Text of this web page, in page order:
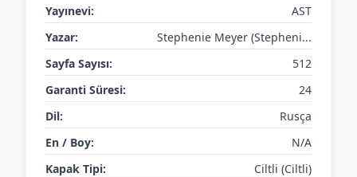
Yayınevi:
AST
Yazar:
Stephenie Meyer (Stepheni...
Sayfa Sayısı:
512
Garanti Süresi:
24
Dil:
Rusça
En / Boy:
N/A
Kapak Tipi:
Ciltli (Ciltli)